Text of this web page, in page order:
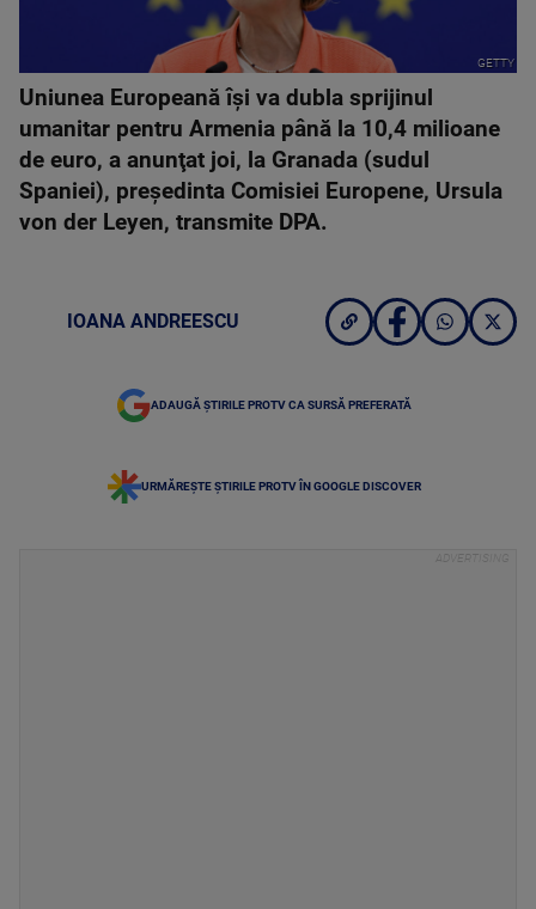
GETTY
Uniunea Europeană îşi va dubla sprijinul
umanitar pentru Armenia până la 10,4 milioane
de euro, a anunţat joi, la Granada (sudul
Spaniei), preşedinta Comisiei Europene, Ursula
von der Leyen, transmite DPA.
IOANA ANDREESCU
ADAUGĂ ȘTIRILE PROTV CA SURSĂ PREFERATĂ
URMĂREȘTE ȘTIRILE PROTV ÎN GOOGLE DISCOVER